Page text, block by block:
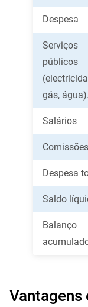
Despesa
Serviços
públicos
gás, água).
Salários
Comissões
Despesa
Saldo
Balanço
Vantagens